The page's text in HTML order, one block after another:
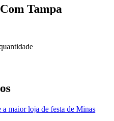
Tampa